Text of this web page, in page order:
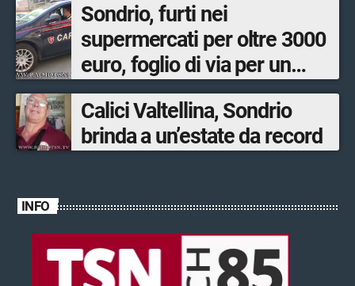
Sondrio, furti nei
supermercati per oltre 3000
euro, foglio di via per un
ventinovenne
Calici Valtellina, Sondrio
brinda a un’estate da record
INFO